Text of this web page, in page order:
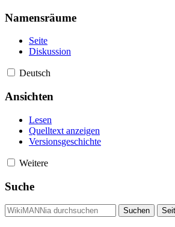
Namensräume
Seite
Diskussion
Deutsch
Ansichten
Lesen
Quelltext anzeigen
Versionsgeschichte
Weitere
Suche